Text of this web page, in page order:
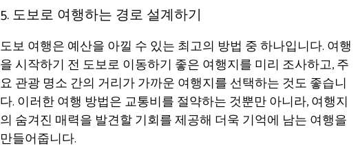
5. 도보로 여행하는 경로 설계하기
도보 여행은 예산을 아낄 수 있는 최고의 방법 중 하나입니다. 여행
을 시작하기 전 도보로 이동하기 좋은 여행지를 미리 조사하고, 주
요 관광 명소 간의 거리가 가까운 여행지를 선택하는 것도 좋습니
다. 이러한 여행 방법은 교통비를 절약하는 것뿐만 아니라, 여행지
의 숨겨진 매력을 발견할 기회를 제공해 더욱 기억에 남는 여행을
만들어줍니다.